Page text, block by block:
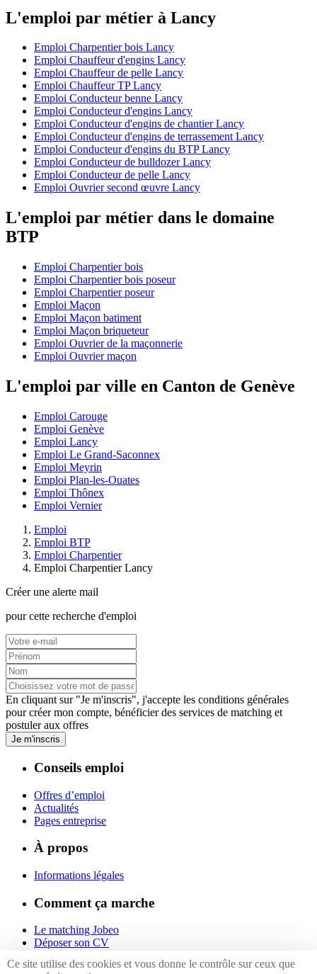
L'emploi par métier à Lancy
Emploi Charpentier bois Lancy
Emploi Chauffeur d'engins Lancy
Emploi Chauffeur de pelle Lancy
Emploi Chauffeur TP Lancy
Emploi Conducteur benne Lancy
Emploi Conducteur d'engins Lancy
Emploi Conducteur d'engins de chantier Lancy
Emploi Conducteur d'engins de terrassement Lancy
Emploi Conducteur d'engins du BTP Lancy
Emploi Conducteur de bulldozer Lancy
Emploi Conducteur de pelle Lancy
Emploi Ouvrier second œuvre Lancy
L'emploi par métier dans le domaine
BTP
Emploi Charpentier bois
Emploi Charpentier bois poseur
Emploi Charpentier poseur
Emploi Maçon
Emploi Maçon batiment
Emploi Maçon briqueteur
Emploi Ouvrier de la maçonnerie
Emploi Ouvrier maçon
L'emploi par ville en Canton de Genève
Emploi Carouge
Emploi Genève
Emploi Lancy
Emploi Le Grand-Saconnex
Emploi Meyrin
Emploi Plan-les-Ouates
Emploi Thônex
Emploi Vernier
Emploi
Emploi BTP
Emploi Charpentier
Emploi Charpentier Lancy
Créer une alerte mail
pour cette recherche d'emploi
En cliquant sur "Je m'inscris", j'accepte les conditions générales
pour créer mon compte, bénéficier des services de matching et
postuler aux offres
Je m'inscris
Conseils emploi
Offres d’emploi
Actualités
Pages entreprise
À propos
Informations légales
Comment ça marche
Le matching Jobeo
Déposer son CV
Ce site utilise des cookies et vous donne le contrôle sur ceux que